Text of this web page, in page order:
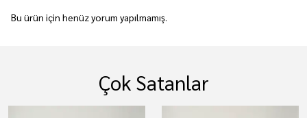
Bu ürün için henüz yorum yapılmamış.
Çok Satanlar